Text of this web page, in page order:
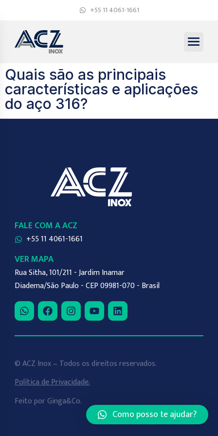
+55 11 4061-1661
Quais são as principais
características e aplicações
do aço 316?
FALE COM A ACZ
+55 11 4061-1661
VER MAPA
Rua Sitha, 101/211 - Jardim Inamar
Diadema/São Paulo - CEP 09981-070 - Brasil
© ACZ Inox – Todos os direitos reservados.
Política de Privacidade.
Feito porGinga&Co.
Como posso te ajudar?